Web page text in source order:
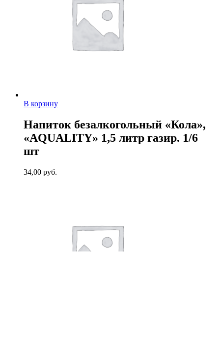
В корзину
Напиток безалкогольный «Кола»,
«AQUALITY» 1,5 литр газир. 1/6
шт
34,00 руб.